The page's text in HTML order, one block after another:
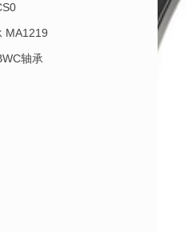
MA1219
轴承